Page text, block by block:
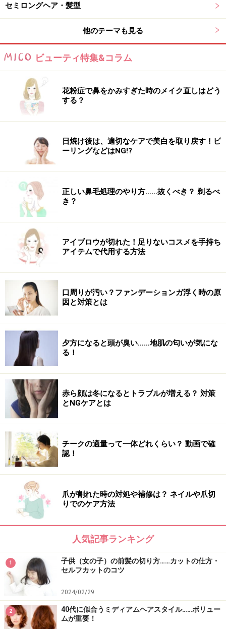
髪質：柔らかい～硬い
顔型：四角・卵型・丸・ベース・面長・逆三角
髪のクセ：なし～少し
おすすめ3：愛されマッシュショート
おすすめ3：愛されマッシュショート
ュショート。毛先をレザーでシャープにカットし、あご
ラインにかけて細長いシルエットに。トップにはレイヤ
ーを入れてふんわりさせ、前髪もやや長めに設定してサ
イドに流します。カラーは9レベルのイノセントアイス
ブルーで艶感のあるハイカラーに。
髪量：少ない～多い
髪質：普通～硬い
顔型：四角・卵型・丸・逆三角
髪のクセ：なし～少し
■ 参考記事
「ハンサムマッシュショート」で甘いも辛いも自由自在
に
【関連記事】
イメージ通りのショートヘアにするためのオーダーの仕
かっこいい！アラフォー女性に似合うハンサムショート
耳にかけられるショートで美人度アップ！レングス別お
すすめ3選
大人の色気を引き出す！かきあげバング×ショート3選
「くせ毛風ショート」でくせ毛の悩みを解消！こなれス
タイル3選
セミロングヘア・髪型
他のテーマも見る
ビューティ特集&コラム
花粉症で鼻をかみすぎた時のメイク直しはどう
する？
日焼け後は、適切なケアで美白を取り戻す！ピ
ーリングなどはNG!?
正しい鼻毛処理のやり方……抜くべき？ 剃るべ
き？
アイブロウが切れた！足りないコスメを手持ち
アイテムで代用する方法
口周りが汚い？ファンデーションガ浮く時の原
因と対策とは
夕方になると頭が臭い……地肌の匂いが気にな
る！
赤ら顔は冬になるとトラブルが増える？ 対策
とNGケアとは
チークの適量って一体どれくらい？ 動画で確
認！
爪が割れた時の対処や補修は？ ネイルや爪切
りでのケア方法
人気記事ランキング
1
子供（女の子）の前髪の切り方……カットの仕方・
セルフカットのコツ
2024/02/29
2
40代に似合うミディアムヘアスタイル……ボリュー
ムが重要！